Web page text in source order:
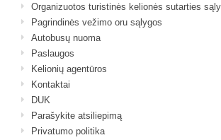
Organizuotos turistinės kelionės sutarties
Pagrindinės vežimo oru sąlygos
Autobusų nuoma
Paslaugos
Kelionių agentūros
Kontaktai
DUK
Parašykite atsiliepimą
Privatumo politika